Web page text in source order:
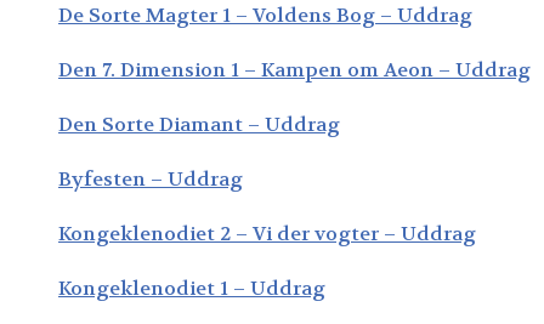
De Sorte Magter 1 – Voldens Bog – Uddrag
Den 7. Dimension 1 – Kampen om Aeon – Uddrag
Den Sorte Diamant – Uddrag
Byfesten – Uddrag
Kongeklenodiet 2 – Vi der vogter – Uddrag
Kongeklenodiet 1 – Uddrag